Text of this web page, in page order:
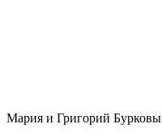
Мария и Григорий Бурковы